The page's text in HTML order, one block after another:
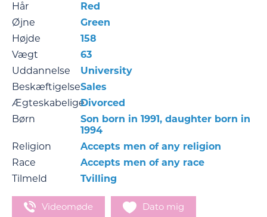
Hår
Red
Øjne
Green
Højde
158
Vægt
63
Uddannelse
University
BeskæftigelseSales
ÆgteskabeligeDivorced
Børn
Son born in 1991, daughter born in
1994
Religion
Accepts men of any religion
Race
Accepts men of any race
Tilmeld
Tvilling
Videomøde Dato mig